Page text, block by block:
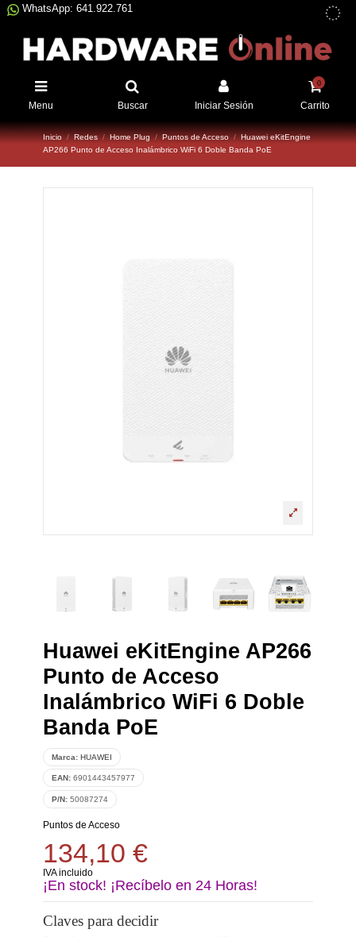
WhatsApp: 641.922.761
Menu Buscar Iniciar Sesión
0
Carrito
Inicio Redes Home Plug Puntos de Acceso
Huawei eKitEngine
AP266 Punto de Acceso Inalámbrico WiFi 6 Doble Banda PoE
Huawei eKitEngine AP266
Punto de Acceso
Inalámbrico WiFi 6 Doble
Banda PoE
Marca: HUAWEI
EAN: 6901443457977
P/N: 50087274
Puntos de Acceso
134,10 €
IVA incluido
¡En stock! ¡Recíbelo en 24 Horas!
Claves para decidir